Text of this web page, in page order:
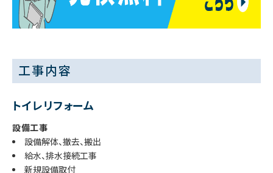
工事内容
トイレリフォーム
設備工事
設備解体、撤去、搬出
給水、排水接続工事
新規設備取付